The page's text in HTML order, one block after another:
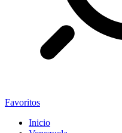
Favoritos
Inicio